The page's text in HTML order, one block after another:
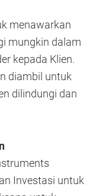
menawarkan
mungkin dalam
kepada Klien.
diambil untuk
dilindungi dan
Investasi untuk